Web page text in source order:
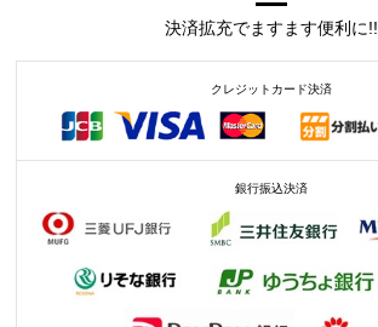
決済拡充でますます便利に!!
クレジットカード決済
銀行振込決済